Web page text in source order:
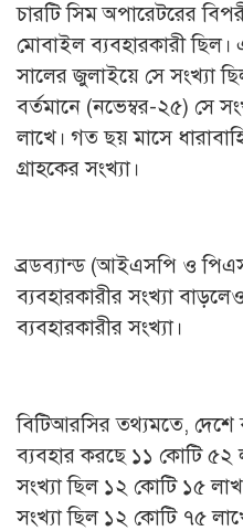
চারটি সিম অপারেটরের
মোবাইল ব্যবহারকারী
সালের জুলাইয়ে সে সংখ্যা
বর্তমানে (নভেম্বর-২৫) সে
লাখে। গত ছয় মাসে
গ্রাহকের সংখ্যা।
ব্রডব্যান্ড (আইএসপি ও
ব্যবহারকারীর সংখ্যা
ব্যবহারকারীর সংখ্যা।
বিটিআরসির তথ্যমতে, দেশে
ব্যবহার করছে ১১ কোটি ৫২
সংখ্যা ছিল ১২ কোটি ১৫
সংখ্যা ছিল ১২ কোটি ৭৫